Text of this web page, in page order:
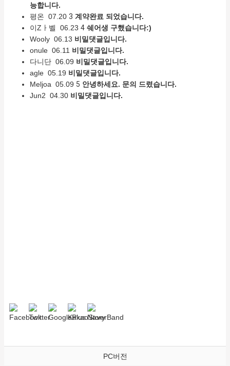
능합니다.
평온 07.20 3 계약완료 되었습니다.
이Zㅏ벨
06.23 4 쉐어생 구했습니다:)
Wooly 06.13 비밀댓글입니다.
onule 06.11 비밀댓글입니다.
다니단 06.09 비밀댓글입니다.
agle 05.19 비밀댓글입니다.
Meljoa 05.09 5 안녕하세요. 문의 드렸습니다.
Jun2 04.30 비밀댓글입니다.
PC버전